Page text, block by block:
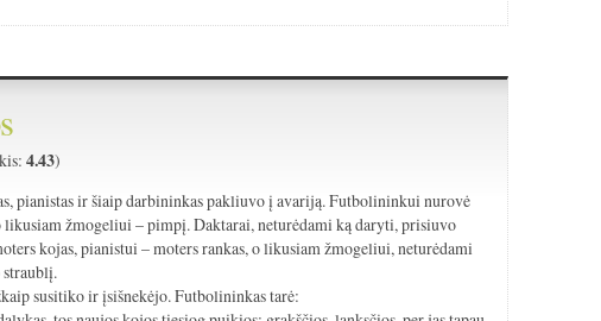
4.43)
pianistas ir šiaip darbininkas pakliuvo į avariją. Futbolininkui nurovė
likusiam žmogeliui – pimpį. Daktarai, neturėdami ką daryti, prisiuvo
kojas, pianistui – moters rankas, o likusiam žmogeliui, neturėdami
susitiko ir įsišnekėjo. Futbolininkas tarė: